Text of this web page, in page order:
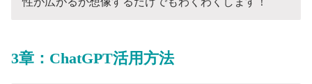
3章：ChatGPT活用方法